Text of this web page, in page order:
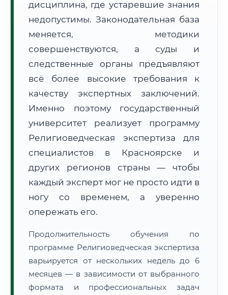
Формат учебы:
Дистанционно
🗺️ Зона обслуживания: г. Красноярск
• Маршрут транзита: ~638 км
📜 Документы и аккредитация ФИС ФРДО
🔍 Нажмите на документ для увеличения и просмотра
дисциплина, где устаревшие знания
недопустимы. Законодательная база
меняется, методики
совершенствуются, а суды и
следственные органы предъявляют
всё более высокие требования к
качеству экспертных заключений.
Именно поэтому государственный
университет реализует программу
Религиоведческая экспертиза для
специалистов в Красноярске и
других регионов страны — чтобы
каждый эксперт мог не просто идти в
ногу со временем, а уверенно
опережать его.
Продолжительность обучения по
программе Религиоведческая экспертиза
варьируется от нескольких недель до 6
месяцев — в зависимости от выбранного
формата и профессиональных задач